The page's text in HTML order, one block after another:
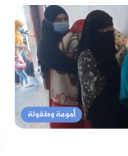
أمومة وطفولة